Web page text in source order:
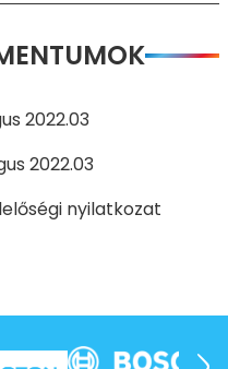
2022.03
2022.03
nyilatkozat